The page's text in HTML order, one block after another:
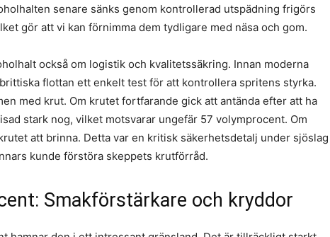
senare sänks genom kontrollerad utspädning frigörs
gör att vi kan förnimma dem tydligare med näsa och gom.
också om logistik och kvalitetssäkring. Innan moderna
flottan ett enkelt test för att kontrollera spritens styrka.
med krut. Om krutet fortfarande gick att antända efter att ha
stark nog, vilket motsvarar ungefär 57 volymprocent. Om
att brinna. Detta var en kritisk säkerhetsdetalj under sjöslag
kunde förstöra skeppets krutförråd.
Smakförstärkare och kryddor